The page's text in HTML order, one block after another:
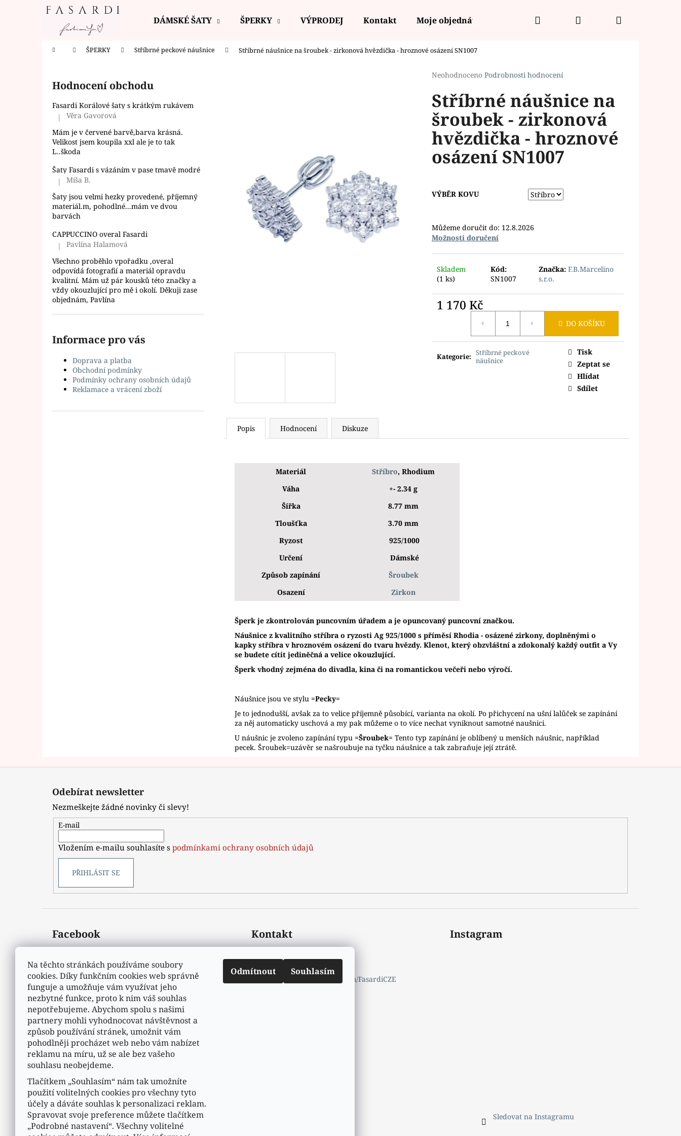
Na těchto stránkách používáme soubory
cookies. Díky funkčním cookies web správně
funguje a umožňuje vám využívat jeho
nezbytné funkce, proto k nim váš souhlas
nepotřebujeme. Abychom spolu s našimi
partnery mohli vyhodnocovat návštěvnost a
způsob používání stránek, umožnit vám
pohodlněji procházet web nebo vám nabízet
reklamu na míru, už se ale bez vašeho
souhlasu neobejdeme.
Tlačítkem „Souhlasím“ nám tak umožníte
použití volitelných cookies pro všechny tyto
účely a dáváte souhlas k personalizaci reklam.
Spravovat svoje preference můžete tlačítkem
„Podrobné nastavení“. Všechny volitelné
Odmítnout Souhlasím
DÁMSKÉ ŠATY ŠPERKY VÝPRODEJ Kontakt Moje objednávka Hledat PřihlášeníNákupní
Domů ŠPERKY Stříbrné peckové náušnice Stříbrné náušnice na šroubek - zirkonová hvězdička - hroznové osázení SN1007
Hodnocení obchodu
Fasardi Korálové šaty s krátkým rukávem
Hodnocení produktu je 5 z 5 hvězdiček.
|
Věra Gavorová
Mám je v červené barvě,barva krásná.
Velikost jsem koupila xxl ale je to tak
L..škoda
Šaty Fasardi s vázáním v pase tmavě modré
Hodnocení produktu je 5 z 5 hvězdiček.
|
Míša B.
Šaty jsou velmi hezky provedené, příjemný
materiál.m, pohodlné...mám ve dvou
barvách
CAPPUCCINO overal Fasardi
Hodnocení produktu je 5 z 5 hvězdiček.
|
Pavlína Halamová
Všechno proběhlo vpořadku ,overal
odpovídá fotografií a materiál opravdu
kvalitní. Mám už pár kousků této značky a
vždy okouzlující pro mě i okolí. Děkuji zase
objednám, Pavlína
Informace pro vás
Doprava a platba
Obchodní podmínky
Podmínky ochrany osobních údajů
Reklamace a vrácení zboží
Průměrné
produktu
je
0,0
z
5
hvězdiček.
Neohodnoceno Podrobnosti hodnocení
Stříbrné náušnice na
šroubek - zirkonová
hvězdička - hroznové
osázení SN1007
VÝBĚR KOVU
Můžeme doručit do: 12.8.2026
Možnosti doručení
Skladem
(1 ks)
Kód:
SN1007
Značka:F.B.Marcelino
s.r.o.
1 170 Kč
DO KOŠÍKU
Kategorie: Stříbrné peckové
náušnice
Tisk
Zeptat se
Hlídat
Sdílet
Popis Hodnocení Diskuze
Materiál Stříbro, Rhodium
Váha
+- 2.34 g
Šířka
8.77 mm
Tloušťka
3.70 mm
Ryzost
925/1000
Určení
Dámské
Způsob zapínání
Šroubek
Osazení
Zirkon
Šperk je zkontrolován puncovním úřadem a je opuncovaný puncovní značkou.
Náušnice z kvalitního stříbra o ryzosti Ag 925/1000 s příměsí Rhodia - osázené zirkony, doplněnými o
kapky stříbra v hroznovém osázení do tvaru hvězdy. Klenot, který obzvláštní a zdokonalý každý outfit a Vy
se budete cítit jediněčná a velice okouzlující.
Šperk vhodný zejména do divadla, kina či na romantickou večeři nebo výročí.
Náušnice jsou ve stylu =Pecky=
Je to jednodušší, avšak za to velice příjemně působící, varianta na okolí. Po přichycení na ušní lalůček se zapínání
za něj automaticky uschová a my pak můžeme o to více nechat vyniknout samotné naušnici.
U náušnic je zvoleno zapínání typu =Šroubek= Tento typ zapínání je oblíbený u menších náušnic, například
pecek. Šroubek=uzávěr se našroubuje na tyčku náušnice a tak zabraňuje její ztrátě.
Co potřebujete najít?
Z
Odebírat newsletter
Nezmeškejte žádné novinky či slevy!
E-mail
Vložením e-mailu souhlasíte spodmínkami ochrany osobních údajů
PŘIHLÁSIT SE
Facebook Kontakt
770632600
https://www.facebook.com/FasardiCZE
Instagram
Sledovat na Instagramu